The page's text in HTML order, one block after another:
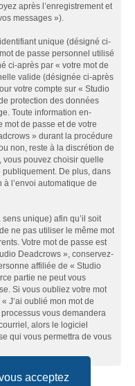
acceptez
après l’enregistrement et
messages »).
unique (désigné ci-
de passe personnel utilisé
ci-après par « votre mot de
valide (désignée ci-après
votre compte sur « Studio
protection des données
Toute information en-
mot de passe et de votre
» durant la procédure
non, reste à la discrétion de
vous pouvez choisir quelle
De plus, dans
l’envoi automatique de
unique) afin qu’il soit
ne pas utiliser le même mot
Votre mot de passe est
Deadcrows », conservez-
affiliée de « Studio
partie ne peut vous
Si vous oubliez votre mot
J’ai oublié mon mot de
vous demandera
alors le logiciel
qui vous permettra de vous